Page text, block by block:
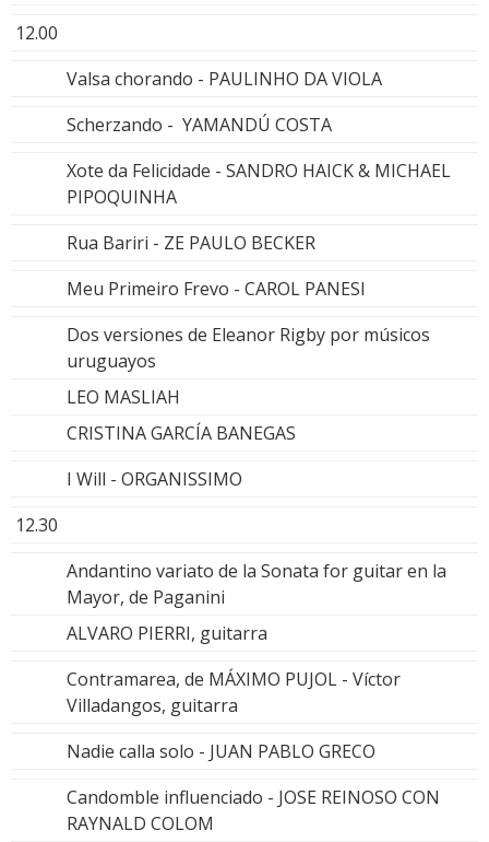
12.00
Valsa chorando - PAULINHO DA VIOLA
Scherzando - YAMANDÚ COSTA
Xote da Felicidade - SANDRO HAICK & MICHAEL
PIPOQUINHA
Rua Bariri - ZE PAULO BECKER
Meu Primeiro Frevo - CAROL PANESI
Dos versiones de Eleanor Rigby por músicos
uruguayos
LEO MASLIAH
CRISTINA GARCÍA BANEGAS
I Will - ORGANISSIMO
12.30
Andantino variato de la Sonata for guitar en la
Mayor, de Paganini
ALVARO PIERRI, guitarra
Contramarea, de MÁXIMO PUJOL - Víctor
Villadangos, guitarra
Nadie calla solo - JUAN PABLO GRECO
Candomble influenciado - JOSE REINOSO CON
RAYNALD COLOM